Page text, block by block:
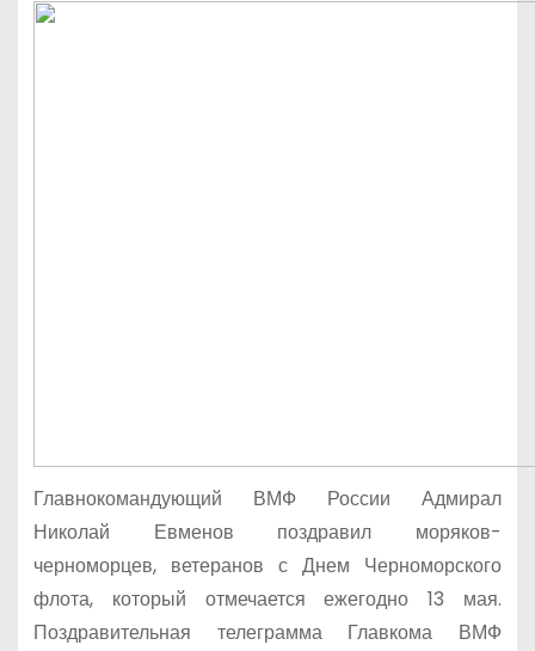
Главнокомандующий ВМФ России Адмирал
Николай Евменов поздравил моряков-
черноморцев, ветеранов с Днем Черноморского
флота, который отмечается ежегодно 13 мая.
Поздравительная телеграмма Главкома ВМФ